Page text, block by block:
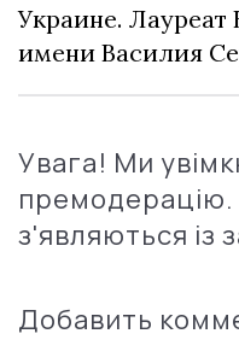
Украине.
имени Василия
Увага! Ми
премодерацію.
з'являються із
Добавить